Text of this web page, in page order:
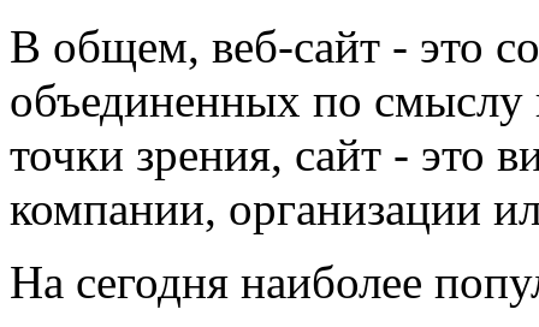
В общем, веб-сайт - это
объединенных по смыслу
точки зрения, сайт - это
компании, организации
На сегодня наиболее